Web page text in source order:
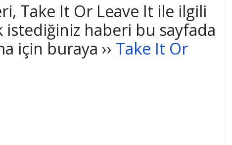
Take It Or Leave It ile ilgili
haberi bu sayfada
için buraya ›› Take It Or